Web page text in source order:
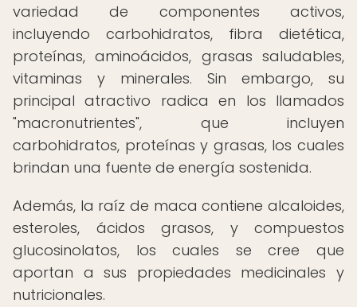
variedad de componentes activos,
incluyendo carbohidratos, fibra dietética,
proteínas, aminoácidos, grasas saludables,
vitaminas y minerales. Sin embargo, su
principal atractivo radica en los llamados
"macronutrientes", que incluyen
carbohidratos, proteínas y grasas, los cuales
brindan una fuente de energía sostenida.
Además, la raíz de maca contiene alcaloides,
esteroles, ácidos grasos, y compuestos
glucosinolatos, los cuales se cree que
aportan a sus propiedades medicinales y
nutricionales.